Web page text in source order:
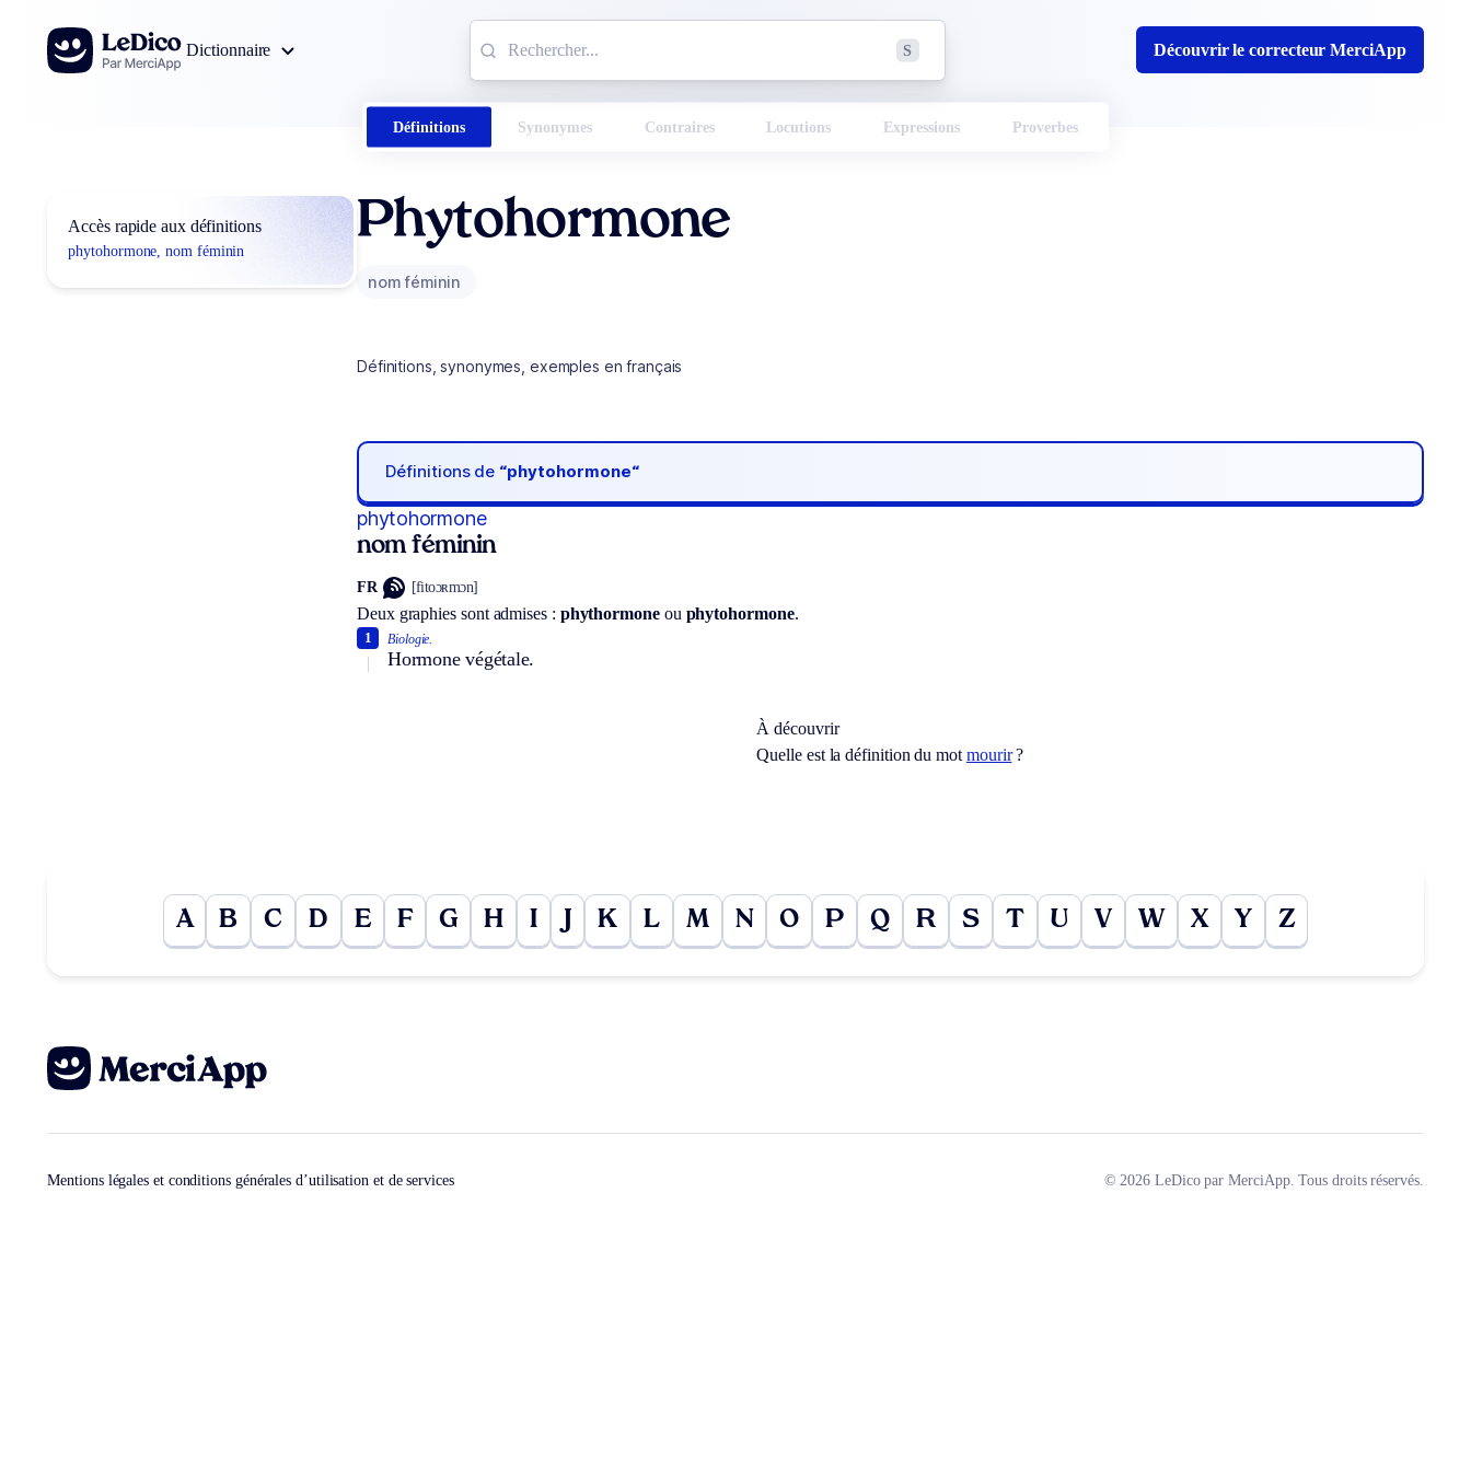
Aller au contenu
Dictionnaire
S Découvrir le correcteur MerciApp
Définitions Synonymes Contraires Locutions Expressions Proverbes
Accès rapide aux définitions
phytohormone, nom féminin
Phytohormone
nom féminin
Définitions, synonymes, exemples en français
Définitions de “phytohormone“
phytohormone
nom féminin
FR [fitoɔʀmɔn]
Deux graphies sont admises : phythormoneou phytohormone.
Biologie.
Hormone végétale.
1
À découvrir
Quelle est la définition du mot mourir?
A B C D E F G H I K L M N O P Q R S T U V W X Y Z
Mentions légales et conditions générales d’utilisation et de services © 2026 LeDico par MerciApp. Tous droits réservés.